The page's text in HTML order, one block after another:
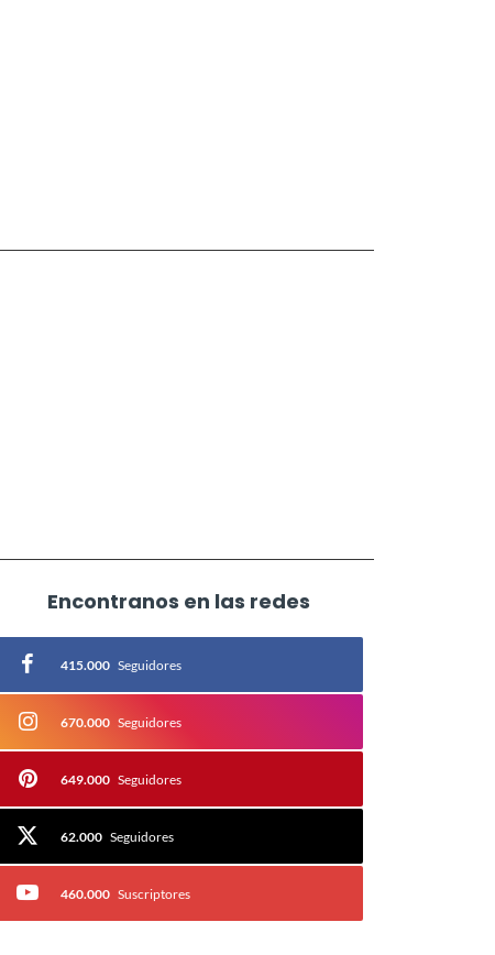
Encontranos en las redes
415.000 Seguidores
670.000 Seguidores
649.000 Seguidores
62.000 Seguidores
460.000 Suscriptores